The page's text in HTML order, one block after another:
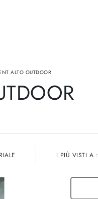
ALTO OUTDOOR
I PIÙ VISTI A :